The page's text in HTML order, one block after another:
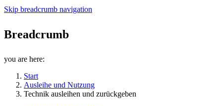
Skip breadcrumb navigation
Breadcrumb
you are here:
Start
Ausleihe und Nutzung
Technik ausleihen und zurückgeben